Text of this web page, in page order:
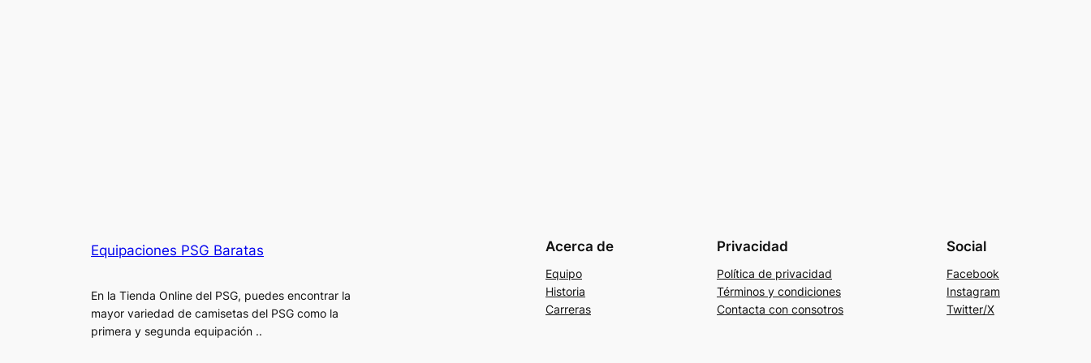
Equipaciones PSG Baratas
En la Tienda Online del PSG, puedes encontrar la
mayor variedad de camisetas del PSG como la
primera y segunda equipación ..
Acerca de
Equipo
Historia
Carreras
Privacidad
Política de privacidad
Términos y condiciones
Contacta con consotros
Social
Facebook
Instagram
Twitter/X